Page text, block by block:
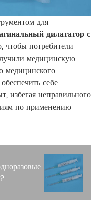
для
дилататор с
чтобы потребители
медицинскую
медицинского
себе
избегая неправильного
по применению